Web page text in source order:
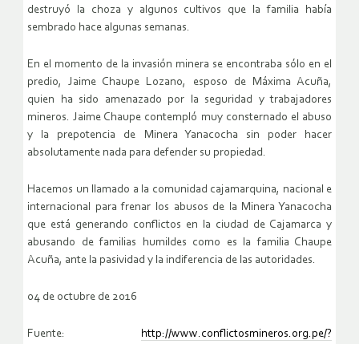
destruyó la choza y algunos cultivos que la familia había
sembrado hace algunas semanas.
En el momento de la invasión minera se encontraba sólo en el
predio, Jaime Chaupe Lozano, esposo de Máxima Acuña,
quien ha sido amenazado por la seguridad y trabajadores
mineros. Jaime Chaupe contempló muy consternado el abuso
y la prepotencia de Minera Yanacocha sin poder hacer
absolutamente nada para defender su propiedad.
Hacemos un llamado a la comunidad cajamarquina, nacional e
internacional para frenar los abusos de la Minera Yanacocha
que está generando conflictos en la ciudad de Cajamarca y
abusando de familias humildes como es la familia Chaupe
Acuña, ante la pasividad y la indiferencia de las autoridades.
04 de octubre de 2016
Fuente: http://www.conflictosmineros.org.pe/?